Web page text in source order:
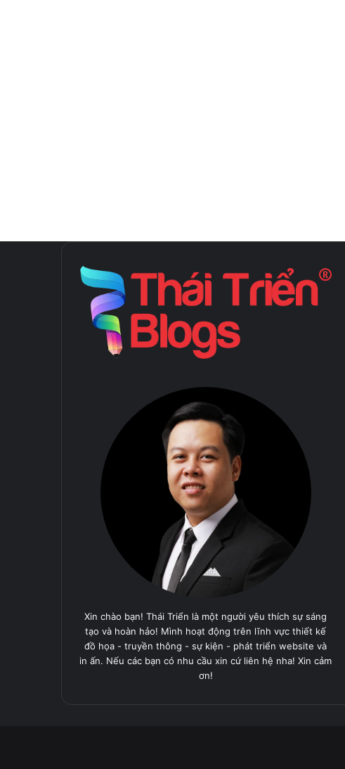
Xin chào bạn! Thái Triển là một người yêu thích sự sáng
tạo và hoàn hảo! Mình hoạt động trên lĩnh vực thiết kế
đồ họa - truyền thông - sự kiện - phát triển website và
in ấn. Nếu các bạn có nhu cầu xin cứ liên hệ nha! Xin cảm
ơn!